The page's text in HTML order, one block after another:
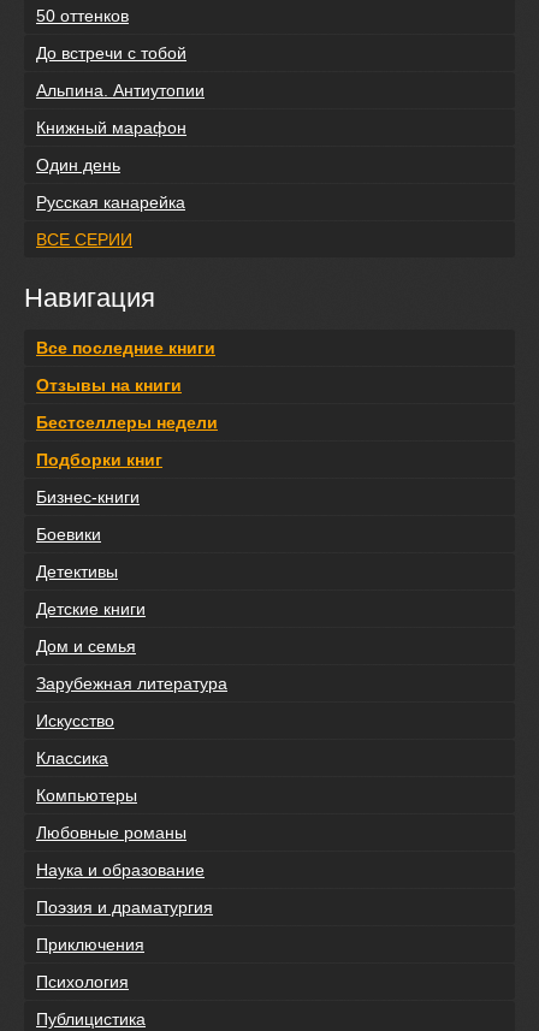
50 оттенков
До встречи с тобой
Альпина. Антиутопии
Книжный марафон
Один день
Русская канарейка
ВСЕ СЕРИИ
Навигация
Все последние книги
Отзывы на книги
Бестселлеры недели
Подборки книг
Бизнес-книги
Боевики
Детективы
Детские книги
Дом и семья
Зарубежная литература
Искусство
Классика
Компьютеры
Любовные романы
Наука и образование
Поэзия и драматургия
Приключения
Психология
Публицистика